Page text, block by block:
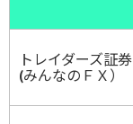
トレイダーズ証券
(みんなのＦＸ）